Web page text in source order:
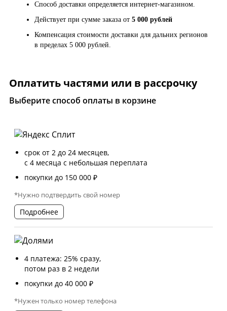
Способ доставки определяется интернет-магазином.
Действует при сумме заказа от 5 000 рублей
Компенсация стоимости доставки для дальних регионов
в пределах 5 000 рублей.
Оплатить частями или в рассрочку
Выберите способ оплаты в корзине
срок от 2 до 24 месяцев,
с 4 месяца с небольшая переплата
покупки до 150 000 ₽
*Нужно подтвердить свой номер
Подробнее
4 платежа: 25% сразу,
потом раз в 2 недели
покупки до 40 000 ₽
*Нужен только номер телефона